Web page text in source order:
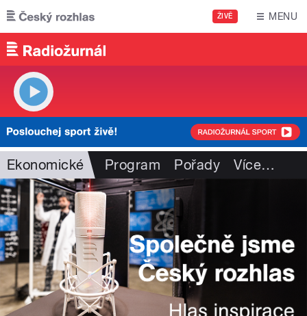
Přejít k hlavnímu obsahu
ŽIVĚ MENU
Ekonomické Program Pořady Více…